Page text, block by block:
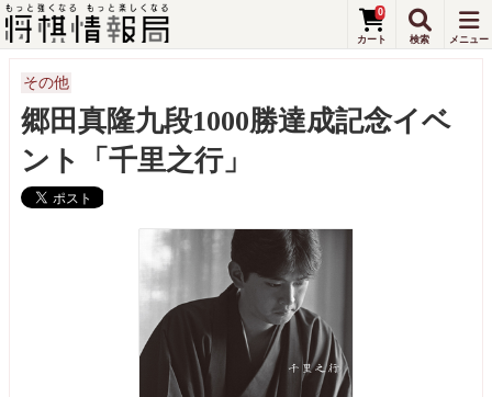
0
その他
郷田真隆九段1000勝達成記念イベ
ント「千里之行」